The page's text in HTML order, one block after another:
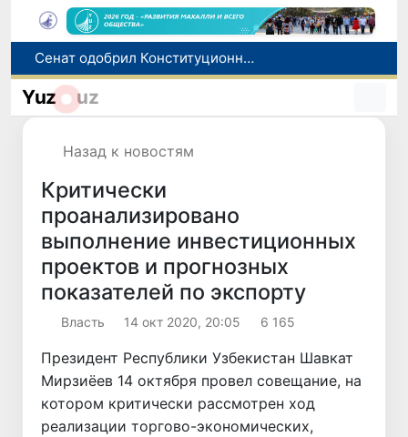
В Ташкенте задержали подозреваемых в распространении крупной партии наркотиков
В Узбекистане упростят назначение пенсий по инвалидности
Yuz uz
Назад к новостям
Критически
проанализировано
выполнение инвестиционных
проектов и прогнозных
показателей по экспорту
Власть 14 окт 2020, 20:05 6 165
Президент Республики Узбекистан Шавкат
Мирзиёев 14 октября провел совещание, на
котором критически рассмотрен ход
реализации торгово-экономических,